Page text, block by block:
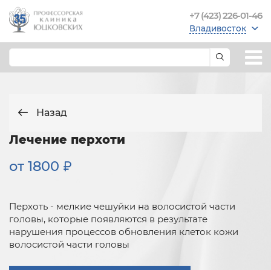
+7 (423) 226-01-46
Владивосток
Назад
Лечение перхоти
от 1800
Перхоть - мелкие чешуйки на волосистой части
головы, которые появляются в результате
нарушения процессов обновления клеток кожи
волосистой части головы